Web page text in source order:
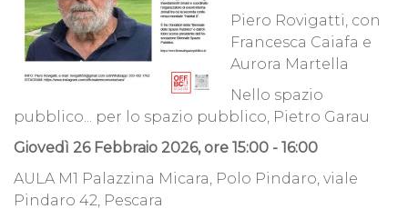
Piero Rovigatti, con
Francesca Caiafa e
Aurora Martella
Nello spazio
pubblico... per lo spazio pubblico, Pietro Garau
Giovedì 26 Febbraio 2026, ore 15:00 - 16:00
AULA M1 Palazzina Micara, Polo Pindaro, viale
Pindaro 42, Pescara